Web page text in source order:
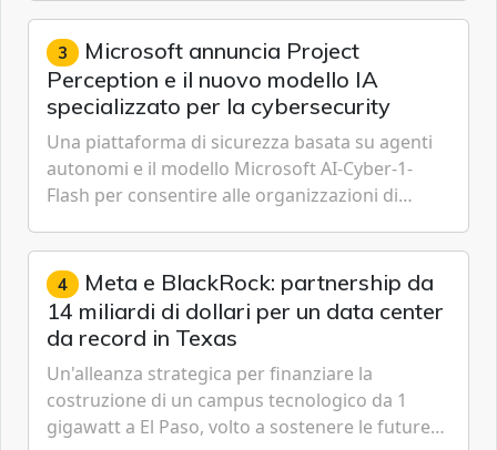
Cybersecurity.
3 Microsoft annuncia Project
Perception e il nuovo modello IA
specializzato per la cybersecurity
Una piattaforma di sicurezza basata su agenti
autonomi e il modello Microsoft AI-Cyber-1-
Flash per consentire alle organizzazioni di
gestione continua del rischio.
4 Meta e BlackRock: partnership da
14 miliardi di dollari per un data center
da record in Texas
Un'alleanza strategica per finanziare la
costruzione di un campus tecnologico da 1
gigawatt a El Paso, volto a sostenere le future